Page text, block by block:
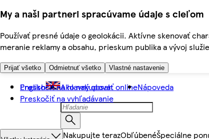
My a naši partneri spracúvame údaje s cieľom
Používať presné údaje o geolokácii. Aktívne skenovať
meranie reklamy a obsahu, prieskum publika a vývoj
Prijať všetko Odmietnuť všetko Vlastné nastavenie
Preskočiť na hlavný obsah
Preskočiť na vyhľadávanie
English Ako nakupovať onlineNápoveda
Nakupujte terazObľúbenéŠpeciálne